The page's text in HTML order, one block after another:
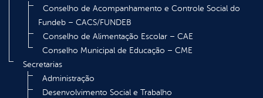
Conselho de Acompanhamento e Controle Social do
Fundeb – CACS/FUNDEB
Conselho de Alimentação Escolar – CAE
Conselho Municipal de Educação – CME
Secretarias
Administração
Desenvolvimento Social e Trabalho